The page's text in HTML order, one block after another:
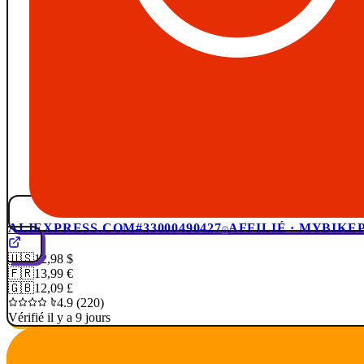
ALIEXPRESS.COM#33000490427 AFFILIÉ ·
🇺🇸12,98 $
🇫🇷13,99 €
🇬🇧12,09 £
4.9 (220)
Vérifié il y a 9 jours